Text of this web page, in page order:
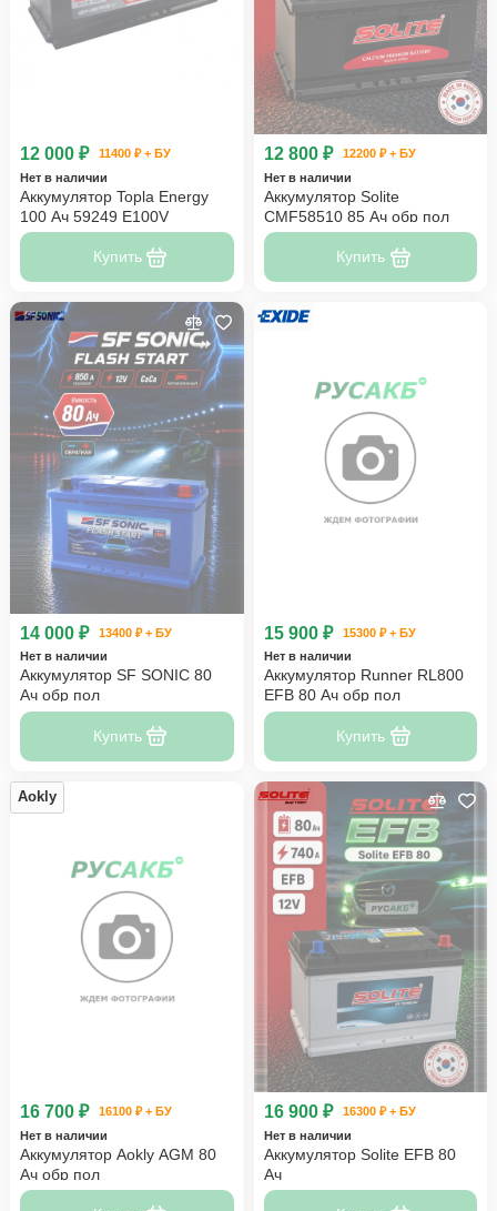
12 000 ₽
11400 ₽ + БУ
Нет в наличии
Аккумулятор Topla Energy
100 Ач 59249 E100V
Купить
12 800 ₽
12200 ₽ + БУ
Нет в наличии
Аккумулятор Solite
CMF58510 85 Ач обр пол
Купить
14 000 ₽
13400 ₽ + БУ
Нет в наличии
Аккумулятор SF SONIC 80
Ач обр пол
Купить
15 900 ₽
15300 ₽ + БУ
Нет в наличии
Аккумулятор Runner RL800
EFB 80 Ач обр пол
Купить
Aokly
16 700 ₽
16100 ₽ + БУ
Нет в наличии
Аккумулятор Aokly AGM 80
Ач обр пол
16 900 ₽
16300 ₽ + БУ
Нет в наличии
Аккумулятор Solite EFB 80
Ач